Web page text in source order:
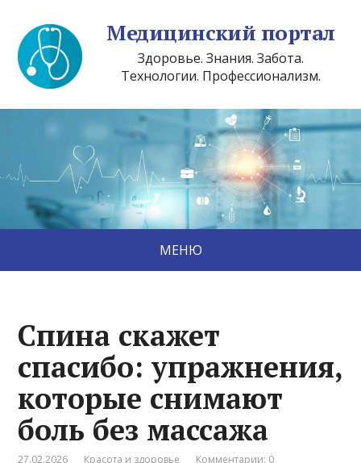
Медицинский портал
Здоровье. Знания. Забота.
Технологии. Профессионализм.
МЕНЮ
Спина скажет
спасибо: упражнения,
которые снимают
боль без массажа
27.02.2026 Красота и здоровье Комментарии: 0